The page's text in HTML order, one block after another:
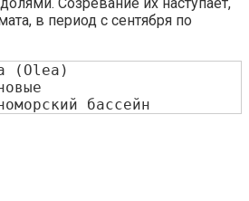
в период с сентября по
(Оlea)
бассейн